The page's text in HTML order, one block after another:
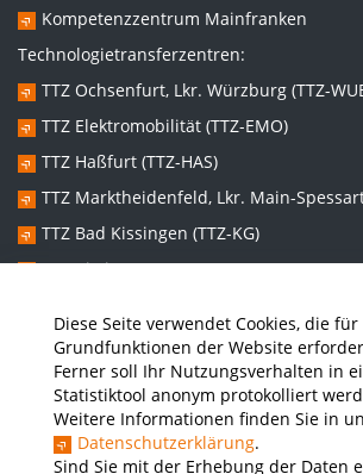
Diese Seite verwendet Cookies, die für
Grundfunktionen der Website
Ferner soll Ihr Nutzungsverhalten in
Statistiktool anonym protokolliert
Weitere Informationen finden Sie in
Datenschutzerklärung.
Sind Sie mit der Erhebung der Daten
Kompetenzzentrum Mainfranken
Technologietransferzentren:
TTZ Ochsenfurt, Lkr. Würzburg (TTZ-
TTZ Elektromobilität (TTZ-EMO)
TTZ Haßfurt (TTZ-HAS)
TTZ Marktheidenfeld, Lkr. Main-Spessart
TTZ Bad Kissingen (TTZ-KG)
TTZ Kitzingen (TTZ-KT)
Graduiertenzentren:
Promotionszentrum Nachhaltige und
(NISys)
Promotionszentrum Lebenswelten im
gesundheitswissenschaftliche